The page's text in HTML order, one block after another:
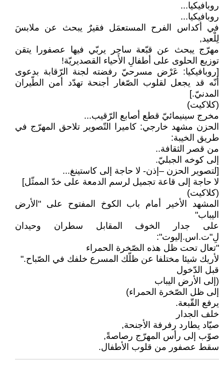
روبافيكيا...
روبافيكيا...
في أكداس الفرح المستعمَل فقيرٌ يبحث عن ملابسَ
لِلْعيد,
مهرّج يبحث عن قبّعة ساحِر يربّي فيها عصفورا يتقن
توزيع الحلوى على أطفالِ الأحياء القصديريّة!
[روبافيكيا: عَرْض مسرحيّ رفضته لجنة الرّقابة بدعوى
أنّه قد يجعل لقلوب الصّغار أجنحة تهدّد أمن الطّيران
المدنيّ.]
(كلاكيت)
مخرج سينيمائيّ قطع أصابع الرّقيب...
الحزن مشهد خارجي: كاميرا التّصوير تلاحق المهرّج في
طريق الخيبة:
من قصر الثقافة..
إلى كوخه الجبليّ.
[لتصوير الحزن –إذن- لا حاجة إلى كاستينغ...
لا حاجة إلى قاعة تجميل لرسم الدمعة على خدّ الممثّل]
(كلاكيت)
المشهد الأخير أمام باب الكوخ المفتوح على "الأرض
اليباب"
على جدار الخوف المقابل سطران وحيدان
لِ"ت.اس.إليوت":
"تعال تحت ظل هذه الصّخرة الحمراء
لأريك شيئا مختلفا عن ظلّك المسرع خلفك في الصّباح."
قبل الدّخول
(إلى الأرض اليباب
إلى ظل الصّخرة الحمراء)
يرفع القّبعة.
خلف الجدار
صيّاد يطارد رفرفة الأجنحة,
صوّب إلى رأس المهرّج رصاصةً,
سقط عصفور من قلوب الأطفال.